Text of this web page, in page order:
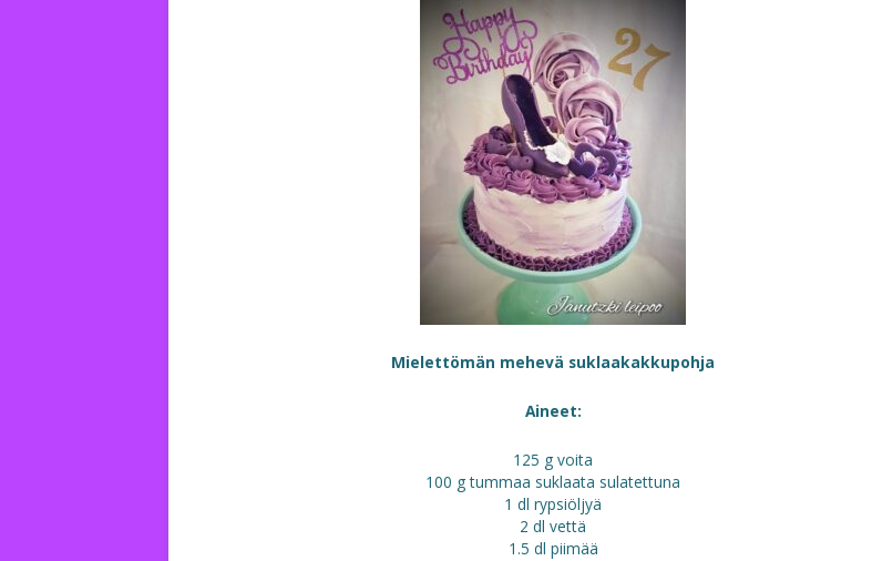
Mielettömän mehevä suklaakakkupohja
Aineet:
125 g voita
100 g tummaa suklaata sulatettuna
1 dl rypsiöljyä
2 dl vettä
1.5 dl piimää